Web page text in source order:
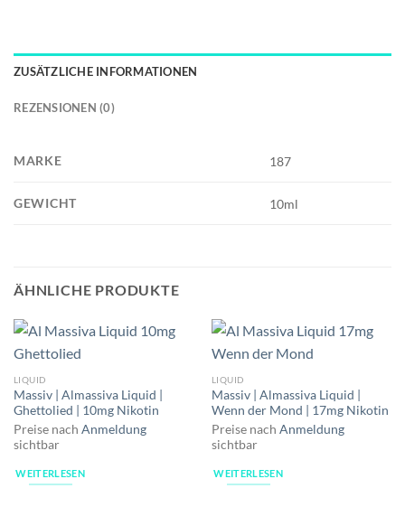
ZUSÄTZLICHE INFORMATIONEN
REZENSIONEN (0)
MARKE 187
GEWICHT 10ml
ÄHNLICHE PRODUKTE
LIQUID
Massiv | Almassiva Liquid |
Ghettolied | 10mg Nikotin
Preise nach Anmeldung
sichtbar
WEITERLESEN
LIQUID
Massiv | Almassiva Liquid |
Wenn der Mond | 17mg Nikotin
Preise nach Anmeldung
sichtbar
WEITERLESEN